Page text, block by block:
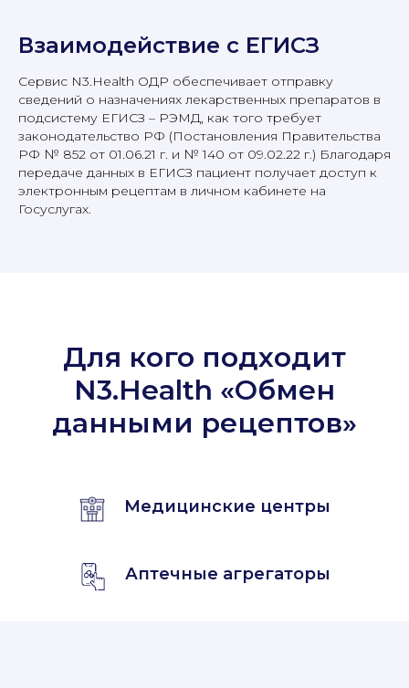
Взаимодействие с ЕГИСЗ
Сервис N3.Health ОДР обеспечивает отправку
сведений о назначениях лекарственных препаратов в
подсистему ЕГИСЗ – РЭМД, как того требует
законодательство РФ (Постановления Правительства
РФ № 852 от 01.06.21 г. и № 140 от 09.02.22 г.) Благодаря
передаче данных в ЕГИСЗ пациент получает доступ к
электронным рецептам в личном кабинете на
Госуслугах.
Для кого подходит
N3.Health «Обмен
данными рецептов»
Медицинские центры
Аптечные агрегаторы